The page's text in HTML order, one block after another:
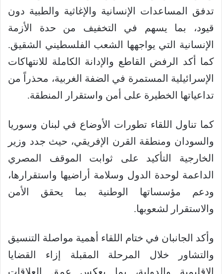
تدفق المساعدات الإنسانية والإغاثية والطبية دون
قيود، بما يسهم في التخفيف من حدة الأزمة
الإنسانية التي يواجهها الشعب الفلسطيني الشقيق.
كما أكد الرفض القاطع والإدانة الكاملة للانتهاكات
الإسرائيلية المستمرة في الضفة الغربية، محذراً من
تداعياتها الخطيرة على أمن واستقرار المنطقة.
كما تناول اللقاء تطورات الأوضاع في لبنان وسوريا
والسودان ومنطقة القرن الإفريقي، حيث جدد وزير
الخارجية التأكيد على ثوابت الموقف المصري
الداعمة لوحدة الدول وسلامة أراضيها واستقرارها،
ودعم مؤسساتها الوطنية بما يحقق الأمن
والاستقرار لشعوبها.
وأكد الجانبان في ختام اللقاء أهمية مواصلة التنسيق
والتشاور خلال المرحلة المقبلة إزاء القضايا
الإقليمية والدولية، بما يعكس عمق العلاقات